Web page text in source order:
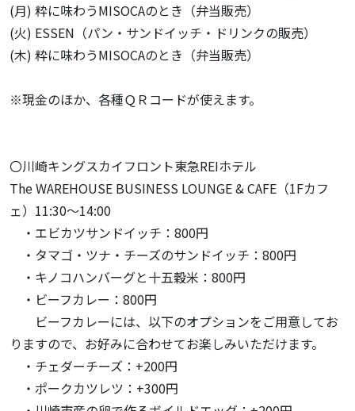
(月) 粋に味わうMISOCAのとき（弁当販売）
(火) ESSEN（パン・サンドイッチ・ドリンクの販売）
(木) 粋に味わうMISOCAのとき（弁当販売）
※現金のほか、各種ＱＲコードが使えます。
〇川崎キングスカイフロント東急REIホテル
The WAREHOUSE BUSINESS LOUNGE & CAFE（1Fカフ
ェ）11:30～14:00
・エビカツサンドイッチ：800円
・タマゴ・ツナ・チーズのサンドイッチ：800円
・キノコハンバーグと十五穀米：800円
・ビーフカレー：800円
ビーフカレーには、以下のオプションをご用意してお
りますので、お好みに合わせてお楽しみいただけます。
・チェダーチーズ：+200円
・ポークカツレツ：+300円